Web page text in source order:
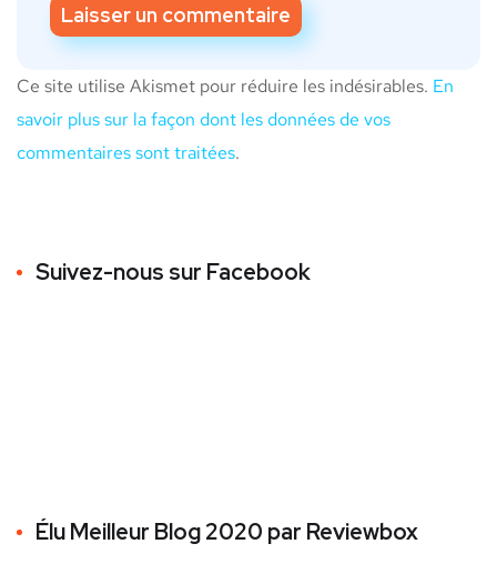
Ce site utilise Akismet pour réduire les indésirables. En
savoir plus sur la façon dont les données de vos
commentaires sont traitées.
Suivez-nous sur Facebook
Élu Meilleur Blog 2020 par Reviewbox